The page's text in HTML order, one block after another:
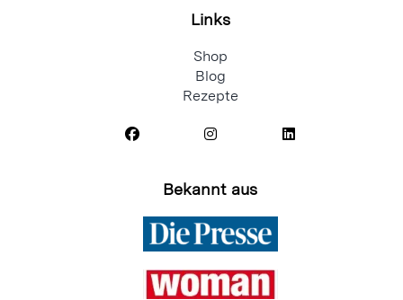
Links
Shop
Blog
Rezepte
Bekannt aus